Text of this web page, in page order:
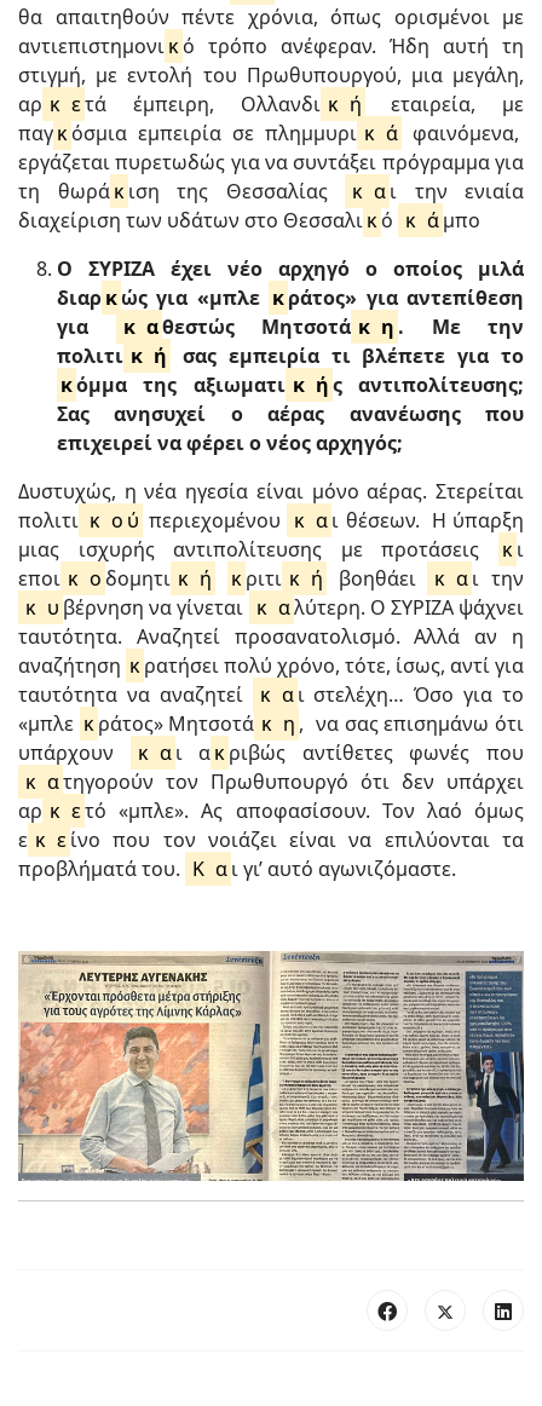
θα απαιτηθούν πέντε χρόνια, όπως ορισμένοι με
αντιεπιστημονικό τρόπο ανέφεραν. Ήδη αυτή τη
στιγμή, με εντολή του Πρωθυπουργού, μια μεγάλη,
αρ κ ετά έμπειρη, Ολλανδι κ ή
εταιρεία, με
παγκόσμια εμπειρία σε πλημμυρι κ ά φαινόμενα,
εργάζεται πυρετωδώς για να συντάξει πρόγραμμα για
τη θωρά κ ιση της Θεσσαλίας κ αι την ενιαία
διαχείριση των υδάτων στο Θεσσαλικό κ άμπο
Ο ΣΥΡΙΖΑ έχει νέο αρχηγό ο οποίος μιλά
διαρκώς για «μπλε κράτος» για αντεπίθεση
για
κ αθεστώς Μητσοτά κ η . Με την
πολιτι κ ή
σας εμπειρία τι βλέπετε για το
κόμμα της αξιωματι κ ής αντιπολίτευσης;
Σας ανησυχεί ο αέρας ανανέωσης που
επιχειρεί να φέρει ο νέος αρχηγός;
Δυστυχώς, η νέα ηγεσία είναι μόνο αέρας. Στερείται
πολιτι κ ο ύ περιεχομένου κ αι θέσεων. Η ύπαρξη
μιας ισχυρής αντιπολίτευσης με προτάσεις
κι
εποι κ ο δομητι κ ή κριτι κ ή βοηθάει κ αι την
κ υ βέρνηση να γίνεται κ αλύτερη. Ο ΣΥΡΙΖΑ ψάχνει
ταυτότητα. Αναζητεί προσανατολισμό. Αλλά αν η
αναζήτηση κρατήσει πολύ χρόνο, τότε, ίσως, αντί για
ταυτότητα να αναζητεί
κ α ι στελέχη… Όσο για το
«μπλε κράτος» Μητσοτά κ η , να σας επισημάνω ότι
υπάρχουν
κ αι ακριβώς αντίθετες φωνές που
κ ατηγορούν τον Πρωθυπουργό ότι δεν υπάρχει
αρ κ ετό «μπλε». Ας αποφασίσουν. Τον λαό όμως
ε κ είνο που τον νοιάζει είναι να επιλύονται τα
προβλήματά του. Κ αι γι’ αυτό αγωνιζόμαστε.